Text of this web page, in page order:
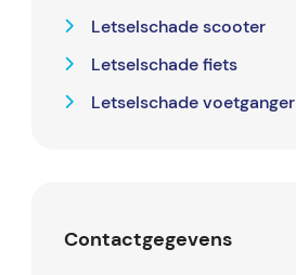
Letselschade scooter
Letselschade fiets
Letselschade voetganger
Contactgegevens